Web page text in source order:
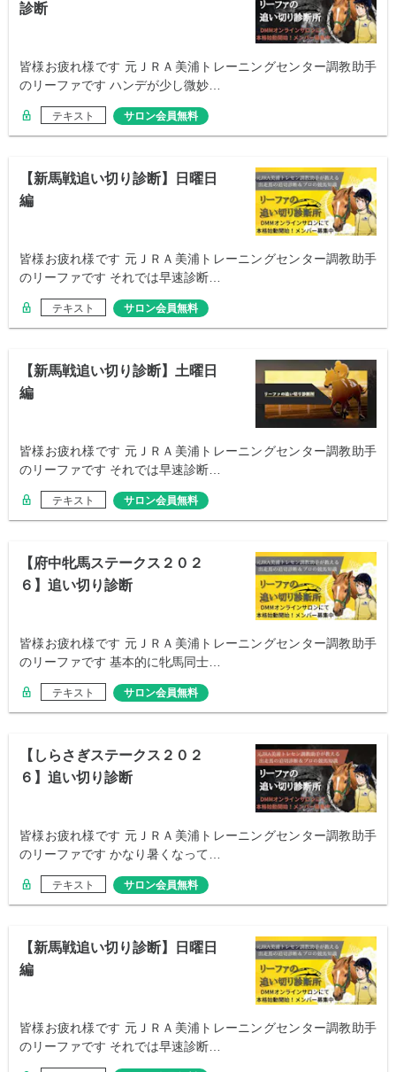
診断
皆様お疲れ様です 元ＪＲＡ美浦トレーニングセンター調教助手
のリーファです ハンデが少し微妙…
テキスト サロン会員無料
【新馬戦追い切り診断】日曜日
編
皆様お疲れ様です 元ＪＲＡ美浦トレーニングセンター調教助手
のリーファです それでは早速診断…
テキスト サロン会員無料
【新馬戦追い切り診断】土曜日
編
皆様お疲れ様です 元ＪＲＡ美浦トレーニングセンター調教助手
のリーファです それでは早速診断…
テキスト サロン会員無料
【府中牝馬ステークス２０２
６】追い切り診断
皆様お疲れ様です 元ＪＲＡ美浦トレーニングセンター調教助手
のリーファです 基本的に牝馬同士…
テキスト サロン会員無料
【しらさぎステークス２０２
６】追い切り診断
皆様お疲れ様です 元ＪＲＡ美浦トレーニングセンター調教助手
のリーファです かなり暑くなって…
テキスト サロン会員無料
【新馬戦追い切り診断】日曜日
編
皆様お疲れ様です 元ＪＲＡ美浦トレーニングセンター調教助手
のリーファです それでは早速診断…